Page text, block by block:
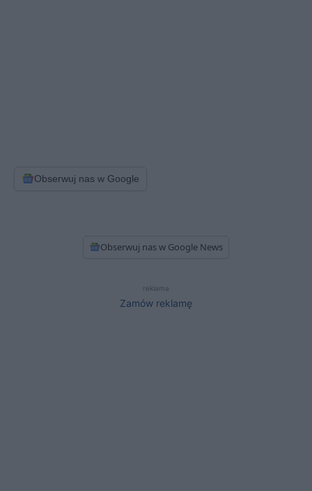
Obserwuj nas w Google
Obserwuj nas w Google News
reklama
Zamów reklamę